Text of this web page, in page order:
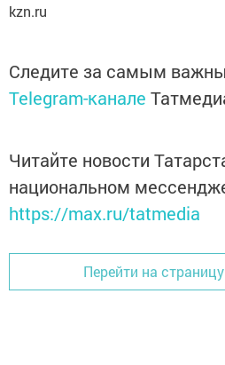
kzn.ru
Следите за самым
Telegram-канале
Читайте новости
национальном
https://max.ru/tatmedia
Перейти на